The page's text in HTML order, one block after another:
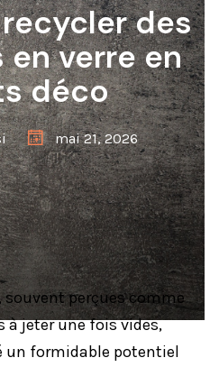
des
verre en
déco
mai 21, 2026
souvent perçues comme
jeter une fois vides,
un formidable potentiel